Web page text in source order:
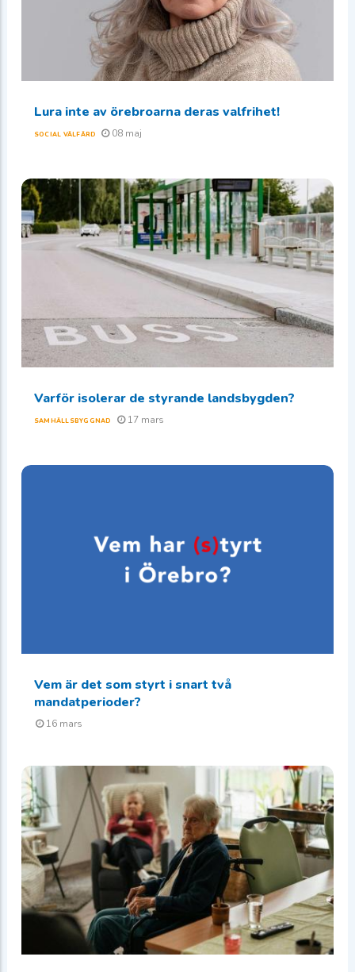
Lura inte av örebroarna deras valfrihet!
SOCIAL VÄLFÄRD 08 maj
Varför isolerar de styrande landsbygden?
SAMHÄLLSBYGGNAD 17 mars
Vem är det som styrt i snart två
mandatperioder?
16 mars